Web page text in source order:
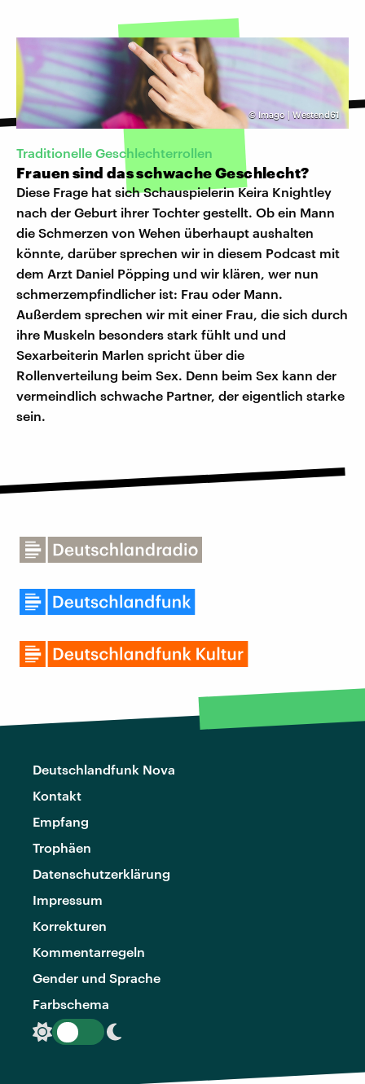
© Imago | Westend61
Traditionelle Geschlechterrollen
Frauen sind das schwache Geschlecht?
Diese Frage hat sich Schauspielerin Keira Knightley
nach der Geburt ihrer Tochter gestellt. Ob ein Mann
die Schmerzen von Wehen überhaupt aushalten
könnte, darüber sprechen wir in diesem Podcast mit
dem Arzt Daniel Pöpping und wir klären, wer nun
schmerzempfindlicher ist: Frau oder Mann.
Außerdem sprechen wir mit einer Frau, die sich durch
ihre Muskeln besonders stark fühlt und und
Sexarbeiterin Marlen spricht über die
Rollenverteilung beim Sex. Denn beim Sex kann der
vermeindlich schwache Partner, der eigentlich starke
sein.
Deutschlandfunk Nova
Kontakt
Empfang
Trophäen
Datenschutzerklärung
Impressum
Korrekturen
Kommentarregeln
Gender und Sprache
Farbschema